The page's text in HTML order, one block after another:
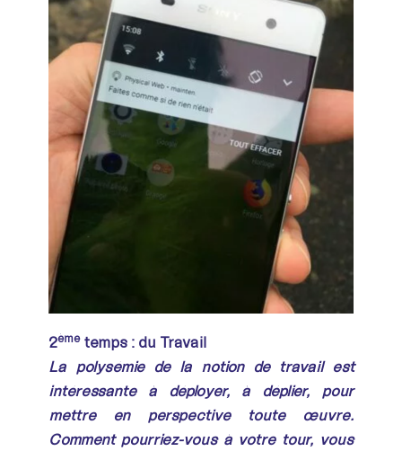
2èmetemps : du Travail
La polysémie de la notion de travail est
intéressante à déployer, à déplier, pour
mettre en perspective toute œuvre.
Comment pourriez-vous à votre tour, vous